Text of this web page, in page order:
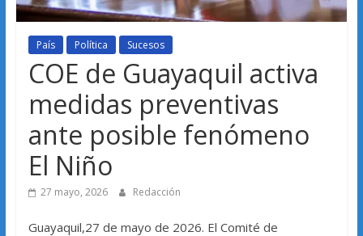
País Política Sucesos
COE de Guayaquil activa
medidas preventivas
ante posible fenómeno
El Niño
27 mayo, 2026 Redacción
Guayaquil,27 de mayo de 2026. El Comité de